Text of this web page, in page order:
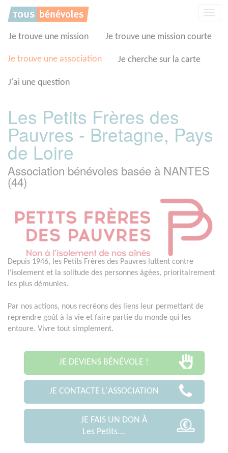
Je trouve une mission Je trouve une mission courte
Je trouve une association Je cherche sur la carte
J'ai une question
Les Petits Frères des
Pauvres - Bretagne, Pays
de Loire
Association bénévoles basée à NANTES
(44)
Depuis 1946, les Petits Frères des Pauvres luttent contre
l'isolement et la solitude des personnes âgées, prioritairement
les plus démunies.
Par nos actions, nous recréons des liens leur permettant de
reprendre goût à la vie et faire partie du monde qui les
entoure. Vivre tout simplement.
JE DEVIENS BÉNÉVOLE !
JE CONTACTE L'ASSOCIATION
JE FAIS UN DON À
Les Petits...
Panneau de gestion des cookies